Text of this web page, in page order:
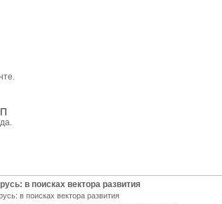
в поисках вектора развития